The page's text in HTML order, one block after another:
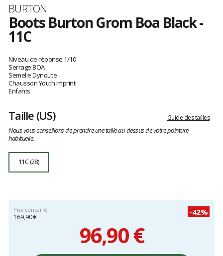
Marque
BURTON
Boots Burton Grom Boa Black -
11C
001-
11C
11C
avis
clients
Niveau de réponse 1/10
Serrage BOA
Semelle DynoLite
Chausson Youth Imprint
Enfants
Taille (US) Guide des tailles
Nous vous conseillons de prendre une taille au-dessus de votre pointure
habituelle.
11C (28)
Prix conseillé
169,90 €
-42%
96,90 €